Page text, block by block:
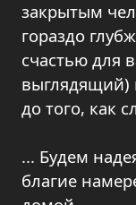
закрытым
гораздо
счастью для
выглядящий)
до того, как
... Будем
благие